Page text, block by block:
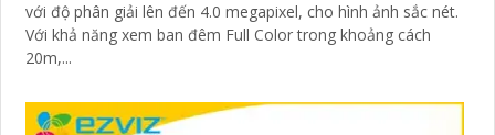
với độ phân giải lên đến 4.0 megapixel, cho hình ảnh sắc nét.
Với khả năng xem ban đêm Full Color trong khoảng cách
20m,...